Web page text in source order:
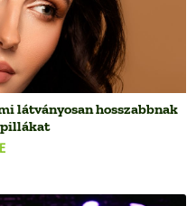
látványosan hosszabbnak